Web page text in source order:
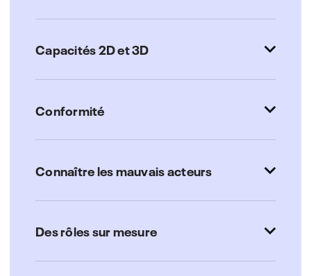
Capacités 2D et 3D
Conformité
Connaître les mauvais acteurs
Des rôles sur mesure